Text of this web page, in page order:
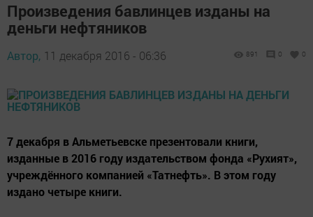
Произведения бавлинцев изданы на
деньги нефтяников
Автор, 11 декабря 2016 - 06:36 891 0 0
7 декабря в Альметьевске презентовали книги,
изданные в 2016 году издательством фонда «Рухият»,
учреждённого компанией «Татнефть». В этом году
издано четыре книги.